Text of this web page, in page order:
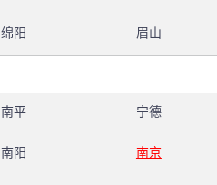
绵阳 眉山
南平 宁德
南阳 南京